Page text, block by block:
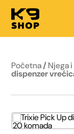
Početna/Njega
dispenzer